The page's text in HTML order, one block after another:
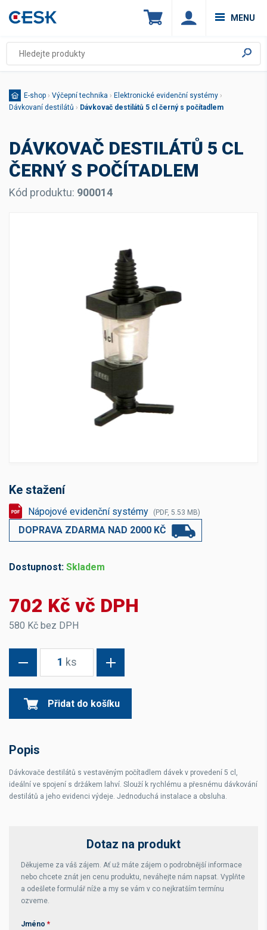
MENU
E-shop › Výčepní technika › Elektronické evidenční systémy ›
Dávkovaní destilátů › Dávkovač destilátů 5 cl černý s počítadlem
DÁVKOVAČ DESTILÁTŮ 5 CL
ČERNÝ S POČÍTADLEM
Kód produktu: 900014
Ke stažení
Nápojové evidenční systémy (PDF, 5.53 MB)
DOPRAVA ZDARMA NAD 2000 KČ
Dostupnost: Skladem
702 Kč vč DPH
580 Kč bez DPH
1 ks
Přidat do košíku
Popis
Dávkovače destilátů s vestavěným počítadlem dávek v provedení 5 cl,
ideální ve spojení s držákem lahví. Slouží k rychlému a přesnému dávkování
destilátů a jeho evidenci výdeje. Jednoduchá instalace a obsluha.
Dotaz na produkt
Děkujeme za váš zájem. Ať už máte zájem o podrobnější informace
nebo chcete znát jen cenu produktu, neváhejte nám napsat. Vyplňte
a odešlete formulář níže a my se vám v co nejkratším termínu
ozveme.
Jméno *